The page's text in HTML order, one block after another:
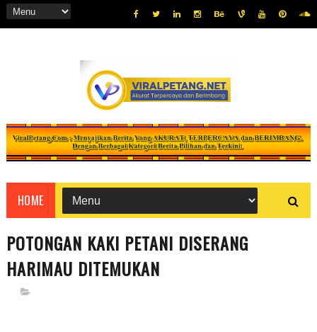
HOME
POTONGAN KAKI PETANI DISERANG
HARIMAU DITEMUKAN